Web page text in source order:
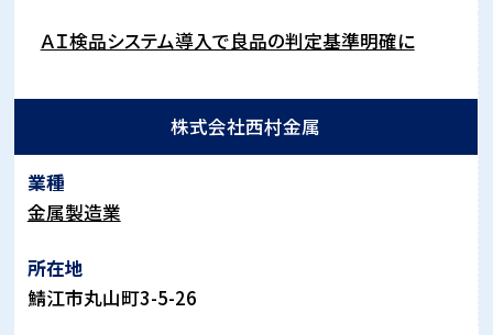
ＡＩ検品システム導入で良品の判定基準明確に
株式会社西村金属
金属製造業
鯖江市丸山町3-5-26